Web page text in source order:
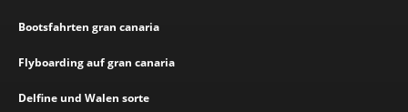
Bootsfahrten gran canaria
Flyboarding auf gran canaria
Delfine und Walen sorte